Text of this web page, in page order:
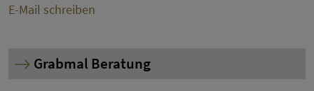
E-Mail schreiben
Grabmal Beratung